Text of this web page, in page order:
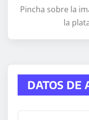
Pincha sobre la
la
DATOS DE